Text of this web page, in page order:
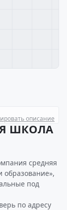
описание
ШКОЛА
средняя
образование»,
под
по адресу